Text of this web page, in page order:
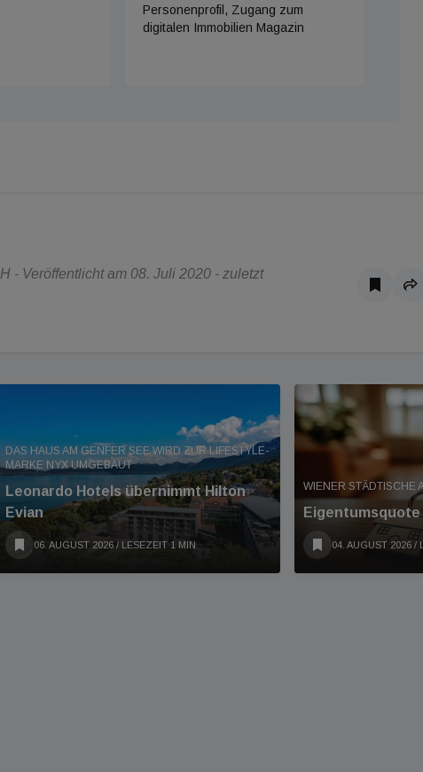
Personenprofil, Zugang zum
digitalen Immobilien Magazin
- Veröffentlicht am 08. Juli 2020 - zuletzt
DAS HAUS AM GENFER SEE WIRD ZUR LIFESTYLE-
MARKE NYX UMGEBAUT
Leonardo Hotels übernimmt Hilton
Evian
06. AUGUST 2026 / LESEZEIT 1 MIN
WIENER STÄDTISCHE
04. AUGUST 2026 /